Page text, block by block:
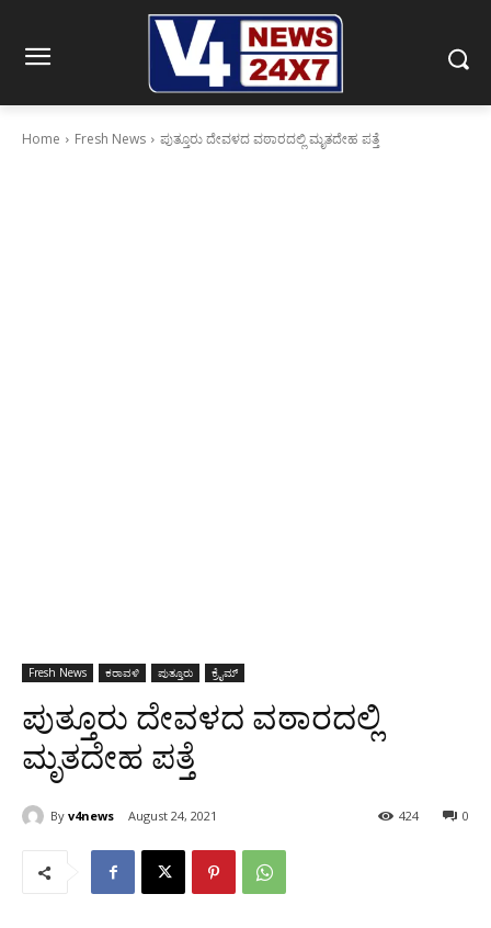
Home Fresh News ಪುತ್ತೂರು ದೇವಳದ ವಠಾರದಲ್ಲಿ ಮೃತದೇಹ ಪತ್ತೆ
Fresh News ಕರಾವಳಿ ಪುತ್ತೂರು ಕ್ರೈಮ್
ಪುತ್ತೂರು ದೇವಳದ ವಠಾರದಲ್ಲಿ
ಮೃತದೇಹ ಪತ್ತೆ
By v4news August 24, 2021 0
424